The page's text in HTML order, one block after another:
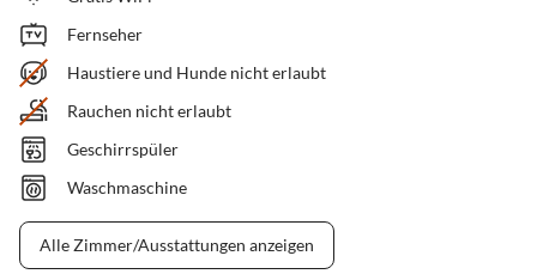
Fernseher
Haustiere und Hunde nicht erlaubt
Rauchen nicht erlaubt
Geschirrspüler
Waschmaschine
Alle Zimmer/Ausstattungen anzeigen